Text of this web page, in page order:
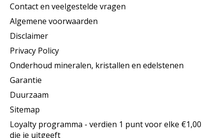
Contact en veelgestelde vragen
Algemene voorwaarden
Disclaimer
Privacy Policy
Onderhoud mineralen, kristallen en edelstenen
Garantie
Duurzaam
Sitemap
Loyalty programma - verdien 1 punt voor elke €1,00
die je uitgeeft